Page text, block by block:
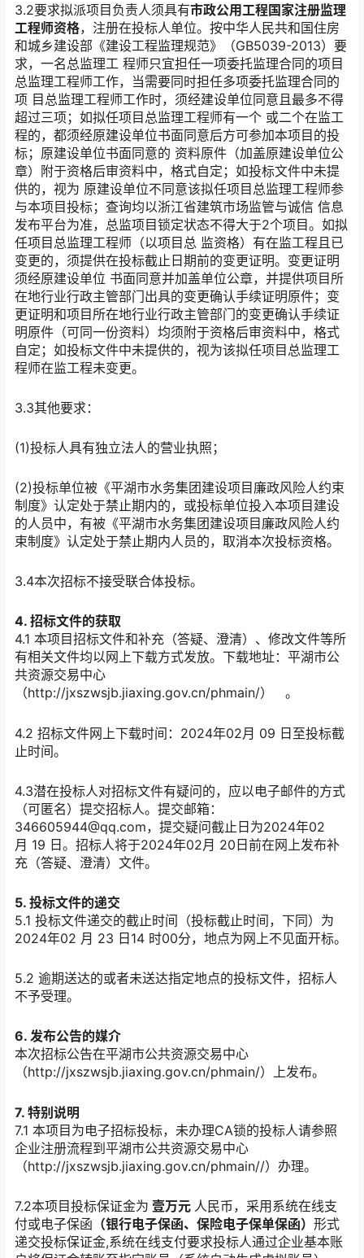
3.2要求拟派项目负责人须具有市政公用工程国家注册监理
工程师资格，注册在投标人单位。按中华人民共和国住房
和城乡建设部《建设工程监理规范》（GB5039-2013）要
求，一名总监理工 程师只宜担任一项委托监理合同的项目
总监理工程师工作，当需要同时担任多项委托监理合同的
项 目总监理工程师工作时，须经建设单位同意且最多不得
超过三项；如拟任项目总监理工程师有一个 或二个在监工
程的，都须经原建设单位书面同意后方可参加本项目的投
标；原建设单位书面同意的 资料原件（加盖原建设单位公
章）附于资格后审资料中，格式自定；如投标文件中未提
供的，视为 原建设单位不同意该拟任项目总监理工程师参
与本项目投标；查询均以浙江省建筑市场监管与诚信 信息
发布平台为准，总监项目锁定状态不得大于2个项目。如拟
任项目总监理工程师（以项目总 监资格）有在监工程且已
变更的，须提供在投标截止日期前的变更证明。变更证明
须经原建设单位 书面同意并加盖单位公章，并提供项目所
在地行业行政主管部门出具的变更确认手续证明原件；变
更证明和项目所在地行业行政主管部门的变更确认手续证
明原件（可同一份资料）均须附于资格后审资料中，格式
自定；如投标文件中未提供的，视为该拟任项目总监理工
程师在监工程未变更。
3.3其他要求：
(1)投标人具有独立法人的营业执照；
(2)投标单位被《平湖市水务集团建设项目廉政风险人约束
制度》认定处于禁止期内的，或投标单位投入本项目建设
的人员中，有被《平湖市水务集团建设项目廉政风险人约
束制度》认定处于禁止期内人员的，取消本次投标资格。
3.4本次招标不接受联合体投标。
4. 招标文件的获取
4.1 本项目招标文件和补充（答疑、澄清）、修改文件等所
有相关文件均以网上下载方式发放。下载地址：平湖市公
共资源交易中心
（http://jxszwsjb.jiaxing.gov.cn/phmain/） 。
4.2 招标文件网上下载时间：2024年02月 09 日至投标截
止时间。
4.3潜在投标人对招标文件有疑问的，应以电子邮件的方式
（可匿名）提交招标人。提交邮箱：
346605944@qq.com，提交疑问截止日为2024年02
月 19 日。招标人将于2024年02月 20日前在网上发布补
充（答疑、澄清）文件。
5. 投标文件的递交
5.1 投标文件递交的截止时间（投标截止时间，下同）为
2024年02 月 23 日14 时00分，地点为网上不见面开标。
5.2 逾期送达的或者未送达指定地点的投标文件，招标人
不予受理。
6. 发布公告的媒介
本次招标公告在平湖市公共资源交易中心
（http://jxszwsjb.jiaxing.gov.cn/phmain/）上发布。
7. 特别说明
7.1 本项目为电子招标投标，未办理CA锁的投标人请参照
企业注册流程到平湖市公共资源交易中心
（http://jxszwsjb.jiaxing.gov.cn/phmain//）办理。
7.2本项目投标保证金为 壹万元 人民币，采用系统在线支
付或电子保函 （银行电子保函、保险电子保单保函） 形式
递交投标保证金,系统在线支付要求投标人通过企业基本账